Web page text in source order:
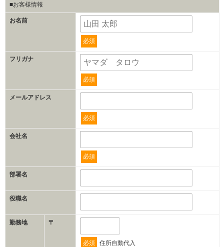
■お客様情報
お名前
必須
フリガナ
必須
メールアドレス
必須
会社名
必須
部署名
役職名
勤務地 〒
必須 住所自動代入